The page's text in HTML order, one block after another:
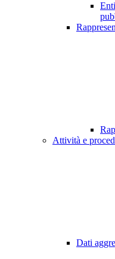
Attività e
Dati